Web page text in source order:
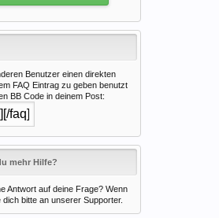
Benutzer einen direkten
FAQ Eintrag zu geben benutzt
BB Code in deinem Post:
mehr Hilfe?
Antwort auf deine Frage? Wenn
dich bitte an unserer Supporter.